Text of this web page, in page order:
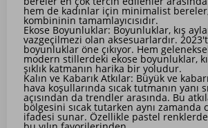
hem de kadınlar için minimalist
kombininin tamamlayıcısıdır.
Ekose Boyunluklar: Boyunluklar, kış
vazgeçilmezi olan aksesuarlardır.
boyunluklar öne çıkıyor. Hem
modern stillerdeki ekose boyunluklar,
şıklık katmanın harika bir yoludur.
Kalın ve Kabarık Atkılar: Büyük ve
hava koşullarında sıcak tutmanın yanı
açısından da trendler arasında. Bu
bölgesini sıcak tutarken aynı zamanda
ifadesi sunar. Özellikle pastel